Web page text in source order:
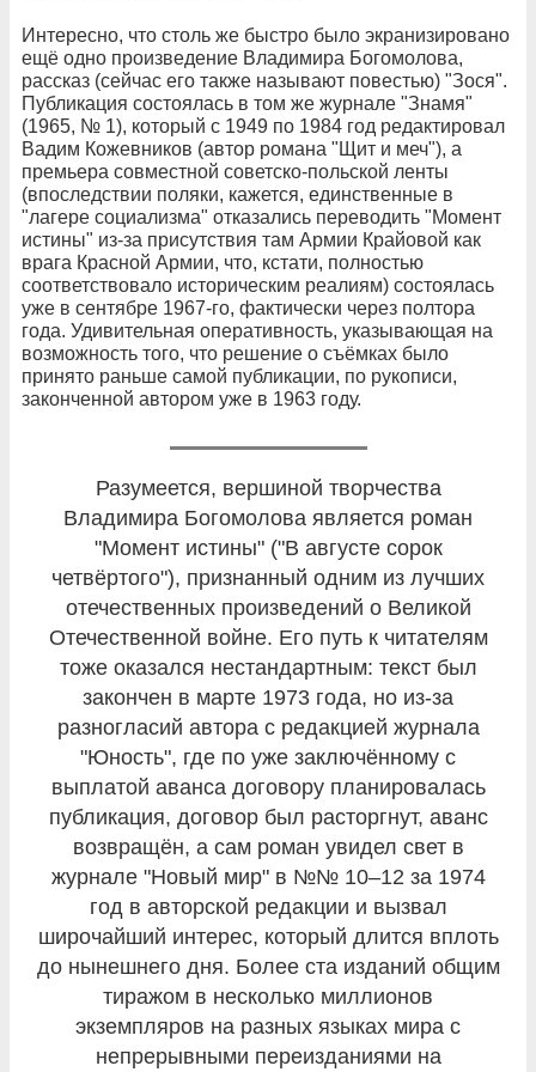
Интересно, что столь же быстро было экранизировано
ещё одно произведение Владимира Богомолова,
рассказ (сейчас его также называют повестью) "Зося".
Публикация состоялась в том же журнале "Знамя"
(1965, № 1), который с 1949 по 1984 год редактировал
Вадим Кожевников (автор романа "Щит и меч"), а
премьера совместной советско-польской ленты
(впоследствии поляки, кажется, единственные в
"лагере социализма" отказались переводить "Момент
истины" из-за присутствия там Армии Крайовой как
врага Красной Армии, что, кстати, полностью
соответствовало историческим реалиям) состоялась
уже в сентябре 1967-го, фактически через полтора
года. Удивительная оперативность, указывающая на
возможность того, что решение о съёмках было
принято раньше самой публикации, по рукописи,
законченной автором уже в 1963 году.
Разумеется, вершиной творчества
Владимира Богомолова является роман
"Момент истины" ("В августе сорок
четвёртого"), признанный одним из лучших
отечественных произведений о Великой
Отечественной войне. Его путь к читателям
тоже оказался нестандартным: текст был
закончен в марте 1973 года, но из-за
разногласий автора с редакцией журнала
"Юность", где по уже заключённому с
выплатой аванса договору планировалась
публикация, договор был расторгнут, аванс
возвращён, а сам роман увидел свет в
журнале "Новый мир" в №№ 10–12 за 1974
год в авторской редакции и вызвал
широчайший интерес, который длится вплоть
до нынешнего дня. Более ста изданий общим
тиражом в несколько миллионов
экземпляров на разных языках мира с
непрерывными переизданиями на